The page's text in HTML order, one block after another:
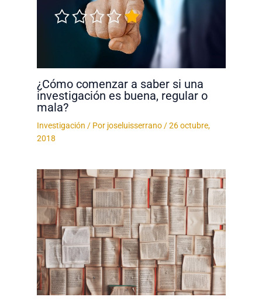
¿Cómo comenzar a saber si una
investigación es buena, regular o
mala?
Investigación / Por joseluisserrano /26 octubre,
2018